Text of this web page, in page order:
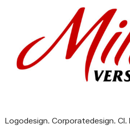
Logodesign. Corporatedesign.